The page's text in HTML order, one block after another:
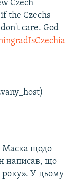
Czech
the Czechs
care. God
Маска щодо
написав, що
року». У цьому